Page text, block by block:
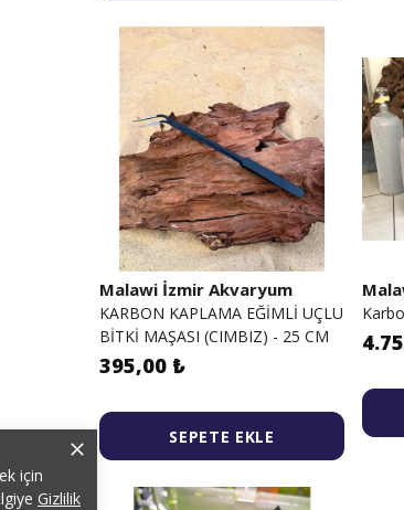
için
Gizlilik
Malawi İzmir Akvaryum
KARBON KAPLAMA EĞİMLİ UÇLU
BİTKİ MAŞASI (CIMBIZ) - 25 CM
395,00 ₺
SEPETE EKLE